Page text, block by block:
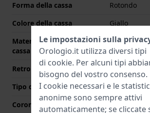
Forma della cassa
Rotondo
Colore della cassa
Giallo
Materiale del retro della
cassa
Acciaio inox
Retro cassa
Fondello
Tipo di vetro
Minerale
Corona
Corona da
Le impostazioni sulla
Orologio.it utilizza diversi tipi
di cookie. Per alcuni tipi
bisogno del vostro consenso.
I cookie necessari e le
anonime sono sempre attivi
automaticamente; se cliccate